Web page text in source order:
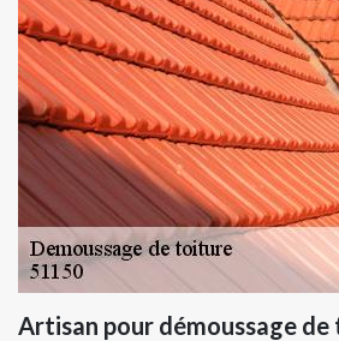
Artisan pour démoussage de